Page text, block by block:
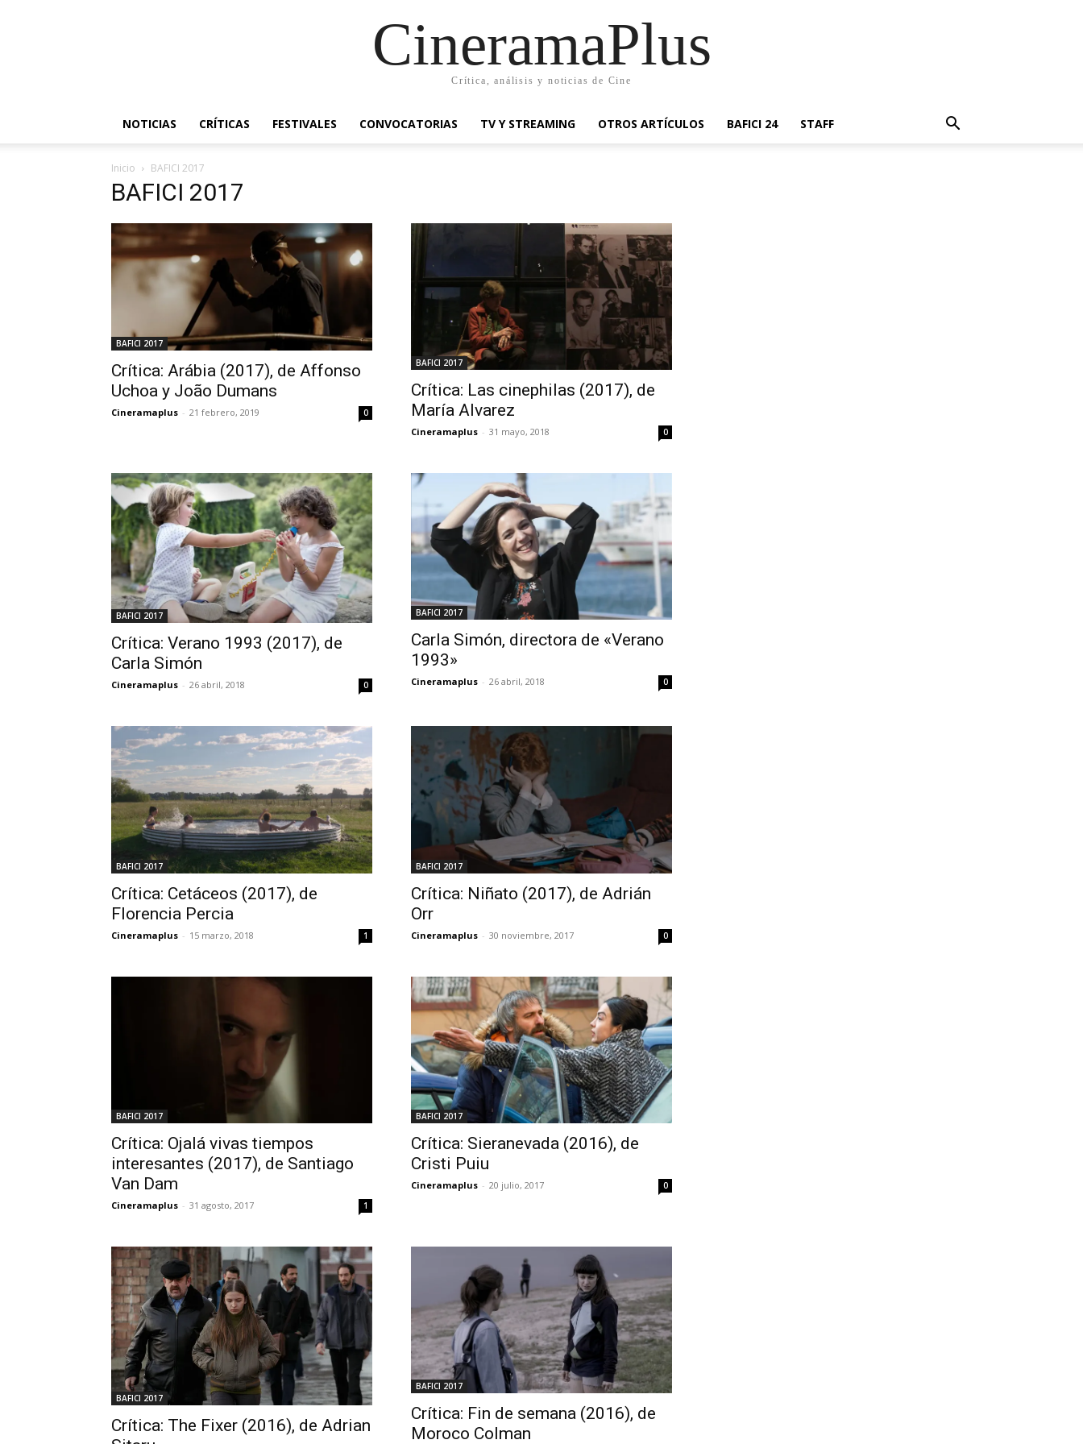
CineramaPlus
Crítica, análisis y noticias de Cine
NOTICIAS CRÍTICAS FESTIVALES CONVOCATORIAS TV Y STREAMING OTROS ARTÍCULOS BAFICI 24 STAFF
Inicio BAFICI 2017
BAFICI 2017
BAFICI 2017
Crítica: Arábia (2017), de Affonso
Uchoa y João Dumans
Cineramaplus - 21 febrero, 2019 0
BAFICI 2017
Crítica: Las cinephilas (2017), de
María Alvarez
Cineramaplus - 31 mayo, 2018 0
BAFICI 2017
Crítica: Verano 1993 (2017), de
Carla Simón
Cineramaplus - 26 abril, 2018 0
BAFICI 2017
Carla Simón, directora de «Verano
1993»
Cineramaplus - 26 abril, 2018 0
BAFICI 2017
Crítica: Cetáceos (2017), de
Florencia Percia
Cineramaplus - 15 marzo, 2018 1
BAFICI 2017
Crítica: Niñato (2017), de Adrián
Orr
Cineramaplus - 30 noviembre, 2017 0
BAFICI 2017
Crítica: Ojalá vivas tiempos
interesantes (2017), de Santiago
Van Dam
Cineramaplus - 31 agosto, 2017 1
BAFICI 2017
Crítica: Sieranevada (2016), de
Cristi Puiu
Cineramaplus - 20 julio, 2017 0
BAFICI 2017
Crítica: The Fixer (2016), de Adrian
BAFICI 2017
Crítica: Fin de semana (2016), de
Moroco Colman